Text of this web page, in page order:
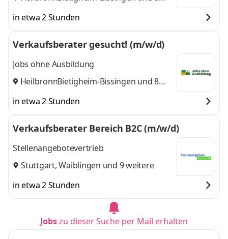
in etwa 2 Stunden
Verkaufsberater gesucht! (m/w/d)
Jobs ohne Ausbildung
Heilbronn,
Bietigheim-Bissingen und 8
in etwa 2 Stunden
Verkaufsberater Bereich B2C (m/w/d)
Stellenangebotevertrieb
Stuttgart,Waiblingen und 9 weitere
in etwa 2 Stunden
Jobszu dieser Suche per Mail erhalten